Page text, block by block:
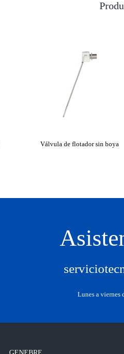
Válvula de flotador sin boya
Lunes a viernes